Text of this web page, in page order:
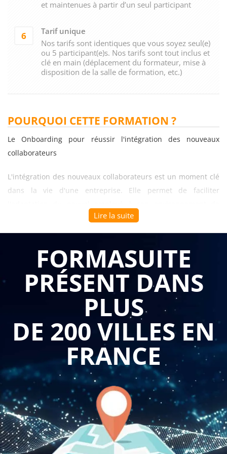
et maintenues à partir d’un seul participant
6
Tarif unique
Nos tarifs sont identiques que vous soyez seul(e)
ou 5 participant(e)s. Nos tarifs sont tout inclus et
clé en main (déplacement du formateur, mise à
disposition de la salle de formation, etc.)
POURQUOI CETTE FORMATION ?
Le Onboarding pour réussir l'intégration des nouveaux
collaborateurs
L'intégration des nouveaux collaborateurs est un moment clé
dans la vie d'une entreprise. Elle permet de faciliter
travail et à sa nouvelle équipe, mais aussi de garantir une
meilleure rétention des talents.
C'est pourquoi, de plus en plus d'entreprises optent pour le
"Onboarding", une méthode qui consiste à accompagner le
nouvel employé dès son arrivée, pour qu'il se sente intégré
Le Onboarding est un processus d'intégration, qui débute dès
l'arrivée du nouvel employé et qui se prolonge durant les
premiers mois de sa prise de poste. Cette méthode vise à
faciliter l'intégration du nouvel employé dans l'entreprise, en
lui présentant les différents aspects de son environnement
de travail, mais aussi les différents collaborateurs qu'il sera
amené à côtoyer.
La formation "Le Onboarding pour réussir l'intégration des
Lire la suite
FORMASUITE
PRÉSENT DANS
PLUS
DE 200 VILLES EN
FRANCE